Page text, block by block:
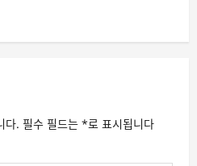
다. 필수 필드는 *로 표시됩니다